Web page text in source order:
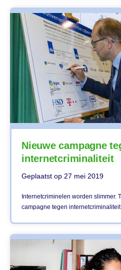
Nieuwe campagne
internetcriminaliteit
Geplaatst op 27 mei 2019
Internetcriminelen worden slimmer.
campagne tegen internetcriminaliteit.